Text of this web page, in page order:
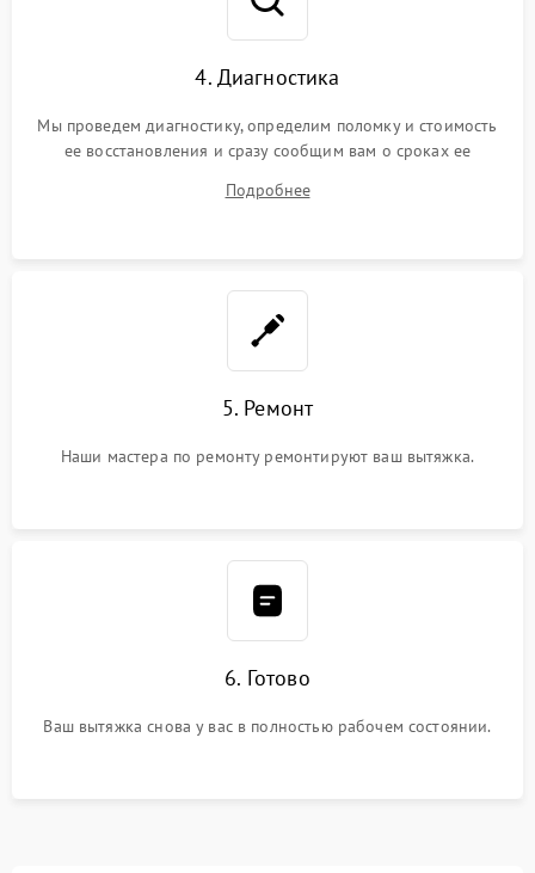
4. Диагностика
Мы проведем диагностику, определим поломку и стоимость
ее восстановления и сразу сообщим вам о сроках ее
Подробнее
5. Ремонт
Наши мастера по ремонту ремонтируют ваш вытяжка.
6. Готово
Ваш вытяжка снова у вас в полностью рабочем состоянии.